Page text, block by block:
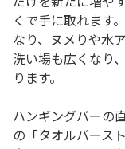
くで手に取れます
なり、ヌメりや水
洗い場も広くなり
ります。
ハンギングバーの
の「タオルバース